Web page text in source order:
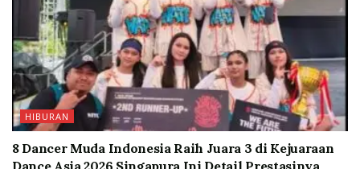
HIBURAN
8 Dancer Muda Indonesia Raih Juara 3 di Kejuaraan
Dance Asia 2026 Singapura Ini Detail Prestasinya